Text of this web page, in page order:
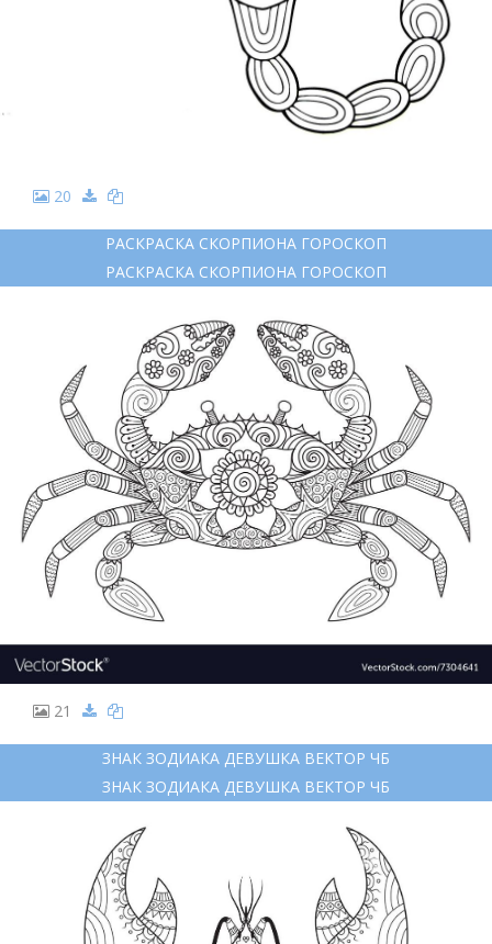
20
РАСКРАСКА СКОРПИОНА ГОРОСКОП
РАСКРАСКА СКОРПИОНА ГОРОСКОП
21
ЗНАК ЗОДИАКА ДЕВУШКА ВЕКТОР ЧБ
ЗНАК ЗОДИАКА ДЕВУШКА ВЕКТОР ЧБ